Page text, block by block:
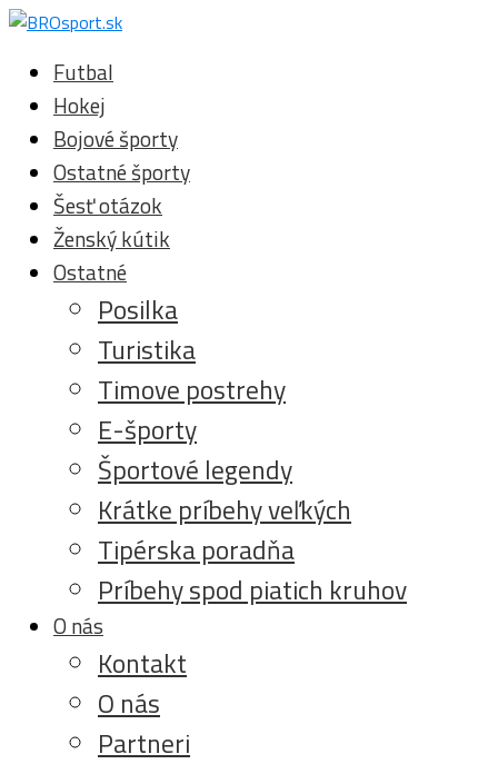
Futbal
Hokej
Bojové športy
Ostatné športy
Šesť otázok
Ženský kútik
Ostatné
Posilka
Turistika
Timove postrehy
E-športy
Športové legendy
Krátke príbehy veľkých
Tipérska poradňa
Príbehy spod piatich kruhov
O nás
Kontakt
O nás
Partneri